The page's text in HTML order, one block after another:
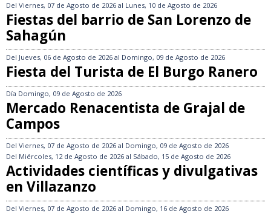
Del Viernes, 07 de Agosto de 2026 al Lunes, 10 de Agosto de 2026
Fiestas del barrio de San Lorenzo de
Sahagún
Del Jueves, 06 de Agosto de 2026 al Domingo, 09 de Agosto de 2026
Fiesta del Turista de El Burgo Ranero
Día Domingo, 09 de Agosto de 2026
Mercado Renacentista de Grajal de
Campos
Del Viernes, 07 de Agosto de 2026 al Domingo, 09 de Agosto de 2026
Del Miércoles, 12 de Agosto de 2026 al Sábado, 15 de Agosto de 2026
Actividades científicas y divulgativas
en Villazanzo
Del Viernes, 07 de Agosto de 2026 al Domingo, 16 de Agosto de 2026